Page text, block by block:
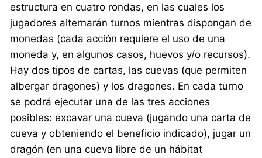
estructura en cuatro rondas, en las cuales los
jugadores alternarán turnos mientras dispongan de
monedas (cada acción requiere el uso de una
moneda y, en algunos casos, huevos y/o recursos).
Hay dos tipos de cartas, las cuevas (que permiten
albergar dragones) y los dragones. En cada turno
se podrá ejecutar una de las tres acciones
posibles: excavar una cueva (jugando una carta de
cueva y obteniendo el beneficio indicado), jugar un
dragón (en una cueva libre de un hábitat